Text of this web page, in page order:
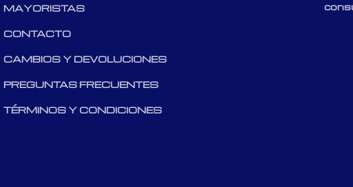
MAYORISTAS
CONTACTO
CAMBIOS Y DEVOLUCIONES
PREGUNTAS FRECUENTES
TÉRMINOS Y CONDICIONES